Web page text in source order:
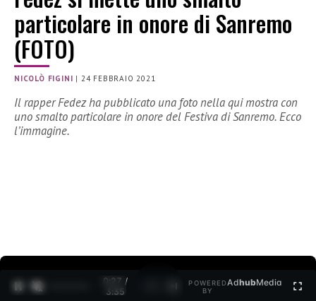
particolare in onore di Sanremo
(FOTO)
NICOLÒ FIGINI | 24 FEBBRAIO 2021
Il rapper Fedez ha pubblicato una foto nella qui mostra con
uno smalto particolare in onore del Festiva di Sanremo. Ecco
l’immagine.
0:27 /
3:35
POWERED
BY
AdhubMedia